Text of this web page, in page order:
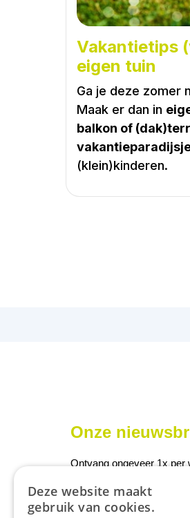
Vakantietips
eigen tuin
Ga je deze zomer
Maak er dan in
balkon of
(klein)kinderen.
Onze
Ontvang ongeveer 1x per
We slaan uw gegevens
Deze website maakt
gebruik van cookies.